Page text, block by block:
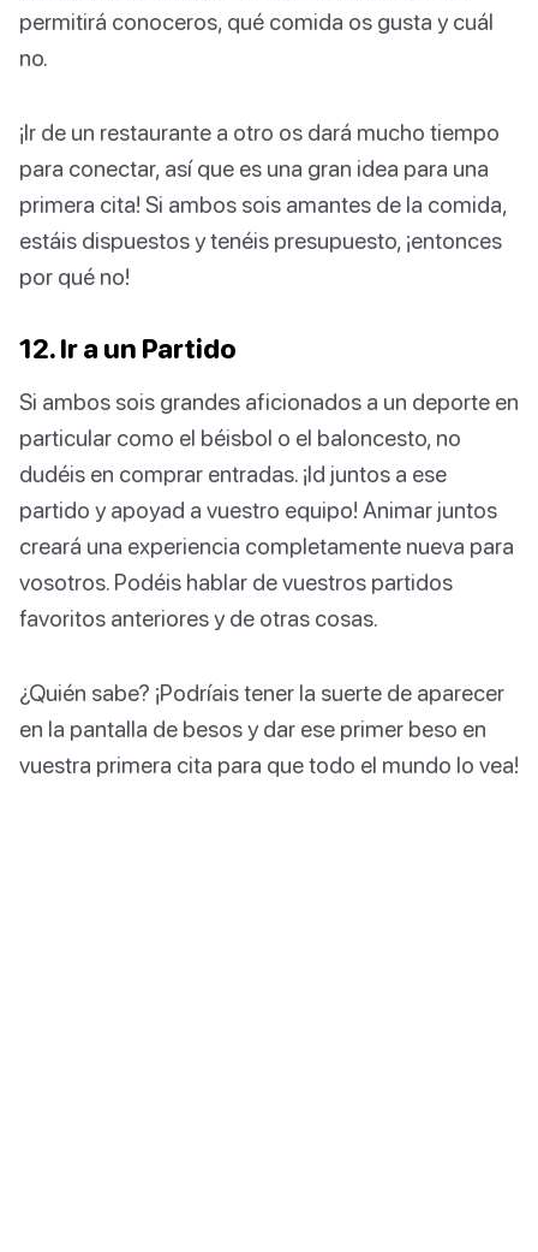
permitirá conoceros, qué comida os gusta y cuál
no.
¡Ir de un restaurante a otro os dará mucho tiempo
para conectar, así que es una gran idea para una
primera cita! Si ambos sois amantes de la comida,
estáis dispuestos y tenéis presupuesto, ¡entonces
por qué no!
12. Ir a un Partido
Si ambos sois grandes aficionados a un deporte en
particular como el béisbol o el baloncesto, no
dudéis en comprar entradas. ¡Id juntos a ese
partido y apoyad a vuestro equipo! Animar juntos
creará una experiencia completamente nueva para
vosotros. Podéis hablar de vuestros partidos
favoritos anteriores y de otras cosas.
¿Quién sabe? ¡Podríais tener la suerte de aparecer
en la pantalla de besos y dar ese primer beso en
vuestra primera cita para que todo el mundo lo vea!